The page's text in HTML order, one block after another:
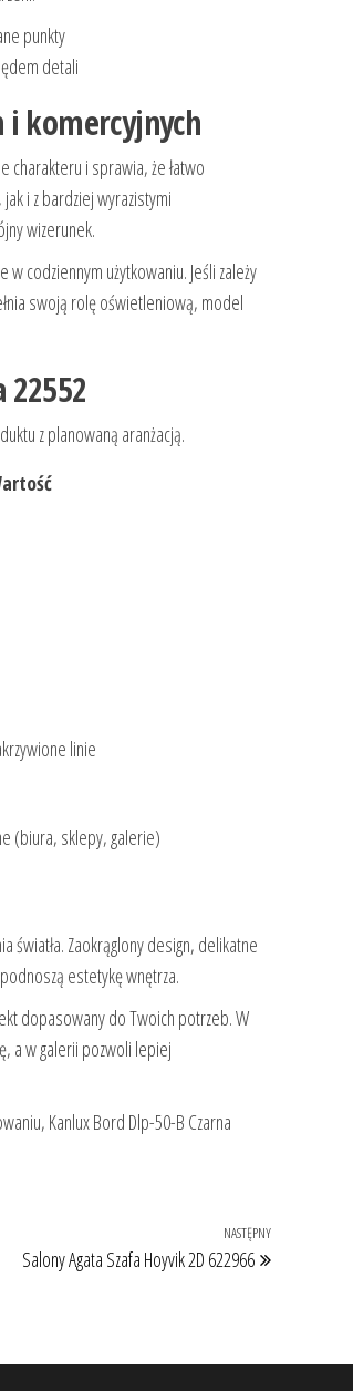
punkty
detali
i komercyjnych
charakteru i sprawia, że łatwo
i z bardziej wyrazistymi
wizerunek.
codziennym użytkowaniu. Jeśli zależy
swoją rolę oświetleniową, model
22552
z planowaną aranżacją.
linie
(biura, sklepy, galerie)
światła. Zaokrąglony design, delikatne
estetykę wnętrza.
dopasowany do Twoich potrzeb. W
a w galerii pozwoli lepiej
Kanlux Bord Dlp-50-B Czarna
Następny wpis
NASTĘPNY
Salony Agata Szafa Hoyvik 2D 622966